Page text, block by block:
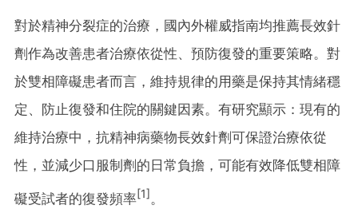
對於精神分裂症的治療，國內外權威指南均推薦長效針
劑作為改善患者治療依從性、預防復發的重要策略。對
於雙相障礙患者而言，維持規律的用藥是保持其情緒穩
定、防止復發和住院的關鍵因素。有研究顯示：現有的
維持治療中，抗精神病藥物長效針劑可保證治療依從
性，並減少口服制劑的日常負擔，可能有效降低雙相障
礙受試者的復發頻率[1]。